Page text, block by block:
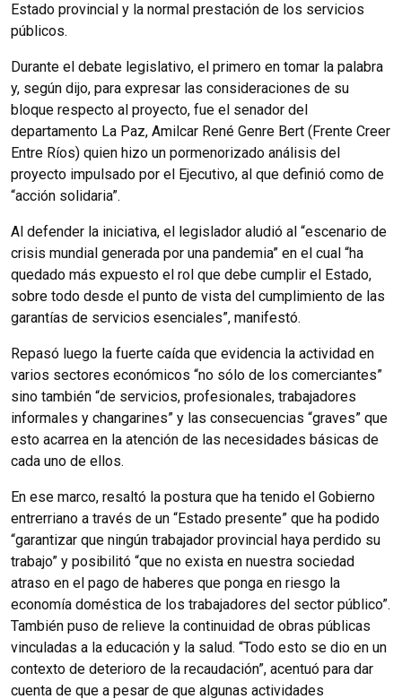
Estado provincial y la normal prestación de los servicios
públicos.
Durante el debate legislativo, el primero en tomar la palabra
y, según dijo, para expresar las consideraciones de su
bloque respecto al proyecto, fue el senador del
departamento La Paz, Amilcar René Genre Bert (Frente Creer
Entre Ríos) quien hizo un pormenorizado análisis del
proyecto impulsado por el Ejecutivo, al que definió como de
“acción solidaria”.
Al defender la iniciativa, el legislador aludió al “escenario de
crisis mundial generada por una pandemia” en el cual “ha
quedado más expuesto el rol que debe cumplir el Estado,
sobre todo desde el punto de vista del cumplimiento de las
garantías de servicios esenciales”, manifestó.
Repasó luego la fuerte caída que evidencia la actividad en
varios sectores económicos “no sólo de los comerciantes”
sino también “de servicios, profesionales, trabajadores
informales y changarines” y las consecuencias “graves” que
esto acarrea en la atención de las necesidades básicas de
cada uno de ellos.
En ese marco, resaltó la postura que ha tenido el Gobierno
entrerriano a través de un “Estado presente” que ha podido
“garantizar que ningún trabajador provincial haya perdido su
trabajo” y posibilitó “que no exista en nuestra sociedad
atraso en el pago de haberes que ponga en riesgo la
economía doméstica de los trabajadores del sector público”.
También puso de relieve la continuidad de obras públicas
vinculadas a la educación y la salud. “Todo esto se dio en un
contexto de deterioro de la recaudación”, acentuó para dar
cuenta de que a pesar de que algunas actividades